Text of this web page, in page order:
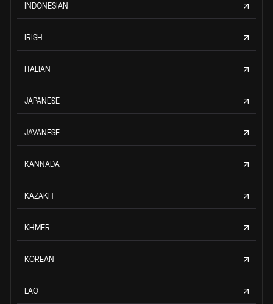
INDONESIAN
IRISH
ITALIAN
JAPANESE
JAVANESE
KANNADA
KAZAKH
KHMER
KOREAN
LAO